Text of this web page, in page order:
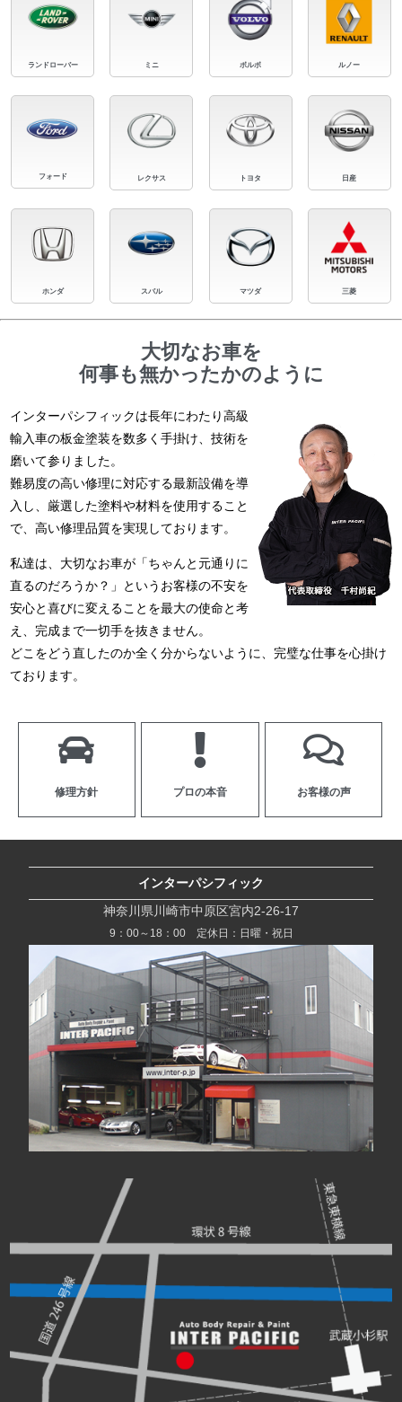
ランドローバー ミニ ボルボ ルノー
フォード レクサス トヨタ 日産
ホンダ スバル マツダ 三菱
大切なお車を
何事も無かったかのように
インターパシフィックは長年にわたり高級
輸入車の板金塗装を数多く手掛け、技術を
磨いて参りました。
難易度の高い修理に対応する最新設備を導
入し、厳選した塗料や材料を使用すること
で、高い修理品質を実現しております。
私達は、大切なお車が「ちゃんと元通りに
直るのだろうか？」というお客様の不安を
安心と喜びに変えることを最大の使命と考
え、完成まで一切手を抜きません。
どこをどう直したのか全く分からないように、完璧な仕事を心掛け
ております。
修理方針 プロの本音 お客様の声
インターパシフィック
神奈川県川崎市中原区宮内2-26-17
9：00～18：00 定休日：日曜・祝日